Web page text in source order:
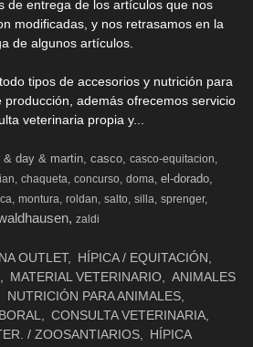
de entrega de los artículos que nos
modificadas, y nos retrasamos en la
de algunos artículos.
tipos de accesorios y nutrición para
producción, además ofrecemos servicio
veterinaria propia y...
& day & martin casco
casco-equitacion
chaqueta concurso doma el-dorado
montura roldan salto silla sprenger
zaldi
OUTLET
HÍPICA / EQUITACIÓN
MATERIAL VETERINARIO
ANIMALES
NUTRICIÓN PARA ANIMALES
CONSULTA VETERINARIA
/ ZOOSANTIARIOS
HÍPICA